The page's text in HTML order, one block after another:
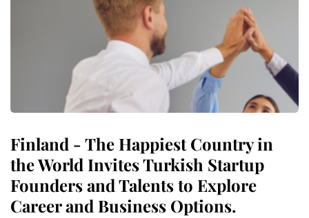
Finland - The Happiest Country in
the World Invites Turkish Startup
Founders and Talents to Explore
Career and Business Options.